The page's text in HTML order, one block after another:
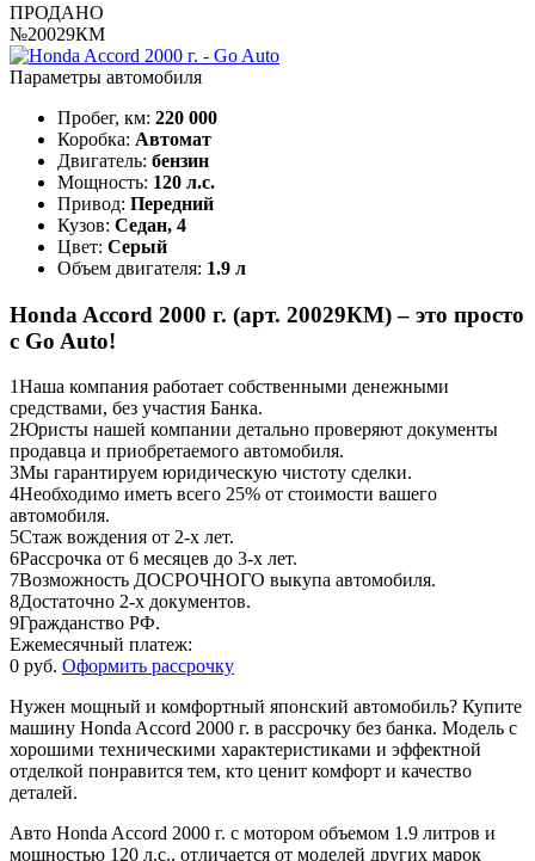
ПРОДАНО
№20029КМ
Параметры автомобиля
Пробег, км: 220 000
Коробка: Автомат
Двигатель: бензин
Мощность: 120 л.с.
Привод: Передний
Кузов: Седан, 4
Цвет: Серый
Объем двигателя: 1.9 л
Honda Accord 2000 г. (арт. 20029КМ) – это просто
с Go Auto!
1Наша компания работает собственными денежными
средствами, без участия Банка.
2Юристы нашей компании детально проверяют документы
продавца и приобретаемого автомобиля.
3Мы гарантируем юридическую чистоту сделки.
4Необходимо иметь всего 25% от стоимости вашего
автомобиля.
5Стаж вождения от 2-х лет.
6Рассрочка от 6 месяцев до 3-х лет.
7Возможность ДОСРОЧНОГО выкупа автомобиля.
8Достаточно 2-х документов.
9Гражданство РФ.
Ежемесячный платеж:
0 руб. Оформить рассрочку
Нужен мощный и комфортный японский автомобиль? Купите
машину Honda Accord 2000 г. в рассрочку без банка. Модель с
хорошими техническими характеристиками и эффектной
отделкой понравится тем, кто ценит комфорт и качество
деталей.
Авто Honda Accord 2000 г. с мотором объемом 1.9 литров и
мощностью 120 л.с., отличается от моделей других марок